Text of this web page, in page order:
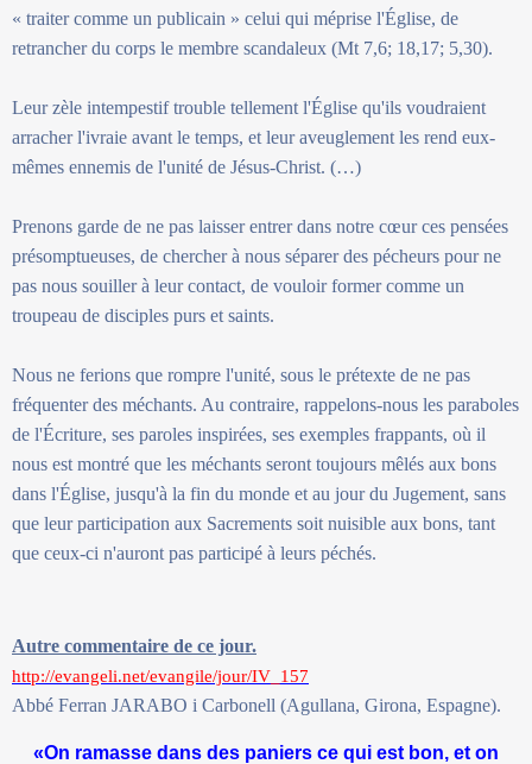
« traiter comme un publicain » celui qui méprise l'Église, de
retrancher du corps le membre scandaleux (Mt 7,6; 18,17; 5,30).
Leur zèle intempestif trouble tellement l'Église qu'ils voudraient
arracher l'ivraie avant le temps, et leur aveuglement les rend eux-
mêmes ennemis de l'unité de Jésus-Christ. (…)
Prenons garde de ne pas laisser entrer dans notre cœur ces pensées
présomptueuses, de chercher à nous séparer des pécheurs pour ne
pas nous souiller à leur contact, de vouloir former comme un
troupeau de disciples purs et saints.
Nous ne ferions que rompre l'unité, sous le prétexte de ne pas
fréquenter des méchants. Au contraire, rappelons-nous les paraboles
de l'Écriture, ses paroles inspirées, ses exemples frappants, où il
nous est montré que les méchants seront toujours mêlés aux bons
dans l'Église, jusqu'à la fin du monde et au jour du Jugement, sans
que leur participation aux Sacrements soit nuisible aux bons, tant
que ceux-ci n'auront pas participé à leurs péchés.
Autre commentaire de ce jour.
http://evangeli.net/evangile/jour/IV_157
Abbé Ferran JARABO i Carbonell (Agullana, Girona, Espagne).
«On ramasse dans des paniers ce qui est bon, et on